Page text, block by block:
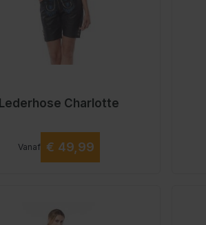
Lederhose Charlotte
Vanaf Vanaf
€ 49,99